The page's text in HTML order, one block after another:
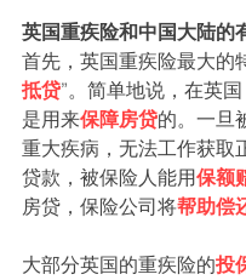
英国重疾险和中国大陆的
首先，英国重疾险最大的
抵贷”。简单地说，在英
是用来保障房贷的。一旦
重大疾病，无法工作获取
贷款，被保险人能用保额
房贷，保险公司将帮助偿
大部分英国的重疾险的投